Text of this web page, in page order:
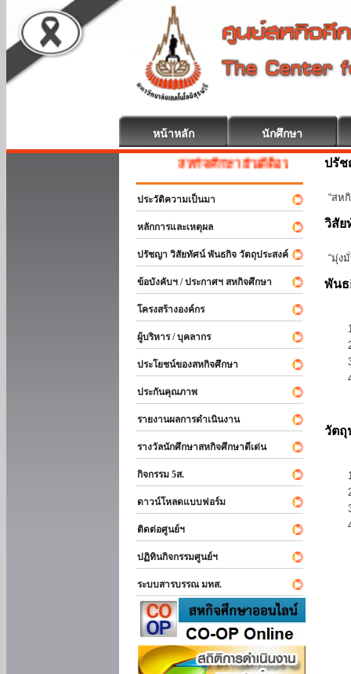
หน้าหลัก นักศึกษา
สหกิจศึกษา ยินดีต้อนรับ
ประวัติความเป็นมา
หลักการและเหตุผล
ปรัชญา วิสัยทัศน์ พันธกิจ วัตถุประสงค์
ข้อบังคับฯ / ประกาศฯ สหกิจศึกษา
โครงสร้างองค์กร
ผู้บริหาร / บุคลากร
ประโยชน์ของสหกิจศึกษา
ประกันคุณภาพ
รายงานผลการดำเนินงาน
รางวัลนักศึกษาสหกิจศึกษาดีเด่น
กิจกรรม 5ส.
ดาวน์โหลดแบบฟอร์ม
ติดต่อศูนย์ฯ
ปฏิทินกิจกรรมศูนย์ฯ
ระบบสารบรรณ มทส.
ปรั
“สห
วิสัย
“มุ่ง
พัน
วัตถุ